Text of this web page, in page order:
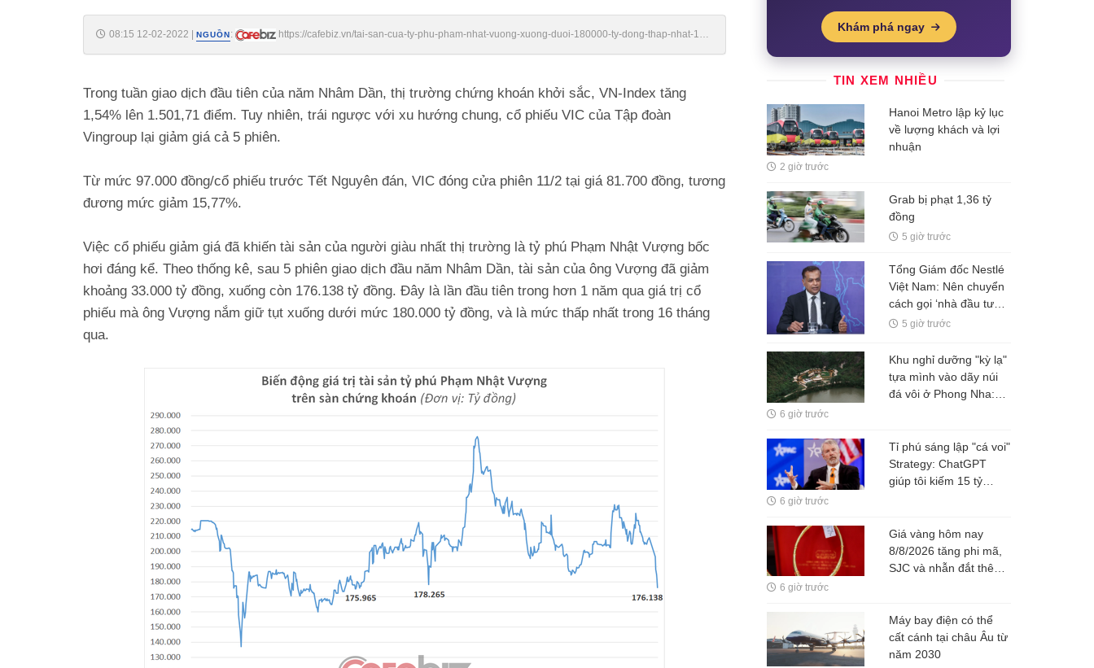
08:15 12-02-2022 | NGUỒN:
https://cafebiz.vn/tai-san-cua-ty-phu-pham-nhat-vuong-xuong-duoi-180000-ty-dong-thap-nhat-16-
Trong tuần giao dịch đầu tiên của năm Nhâm Dần, thị trường chứng khoán khởi sắc, VN-Index tăng
1,54% lên 1.501,71 điểm. Tuy nhiên, trái ngược với xu hướng chung, cổ phiếu VIC của Tập đoàn
Vingroup lại giảm giá cả 5 phiên.
Từ mức 97.000 đồng/cổ phiếu trước Tết Nguyên đán, VIC đóng cửa phiên 11/2 tại giá 81.700 đồng, tương
đương mức giảm 15,77%.
Việc cổ phiếu giảm giá đã khiến tài sản của người giàu nhất thị trường là tỷ phú Phạm Nhật Vượng bốc
hơi đáng kể. Theo thống kê, sau 5 phiên giao dịch đầu năm Nhâm Dần, tài sản của ông Vượng đã giảm
khoảng 33.000 tỷ đồng, xuống còn 176.138 tỷ đồng. Đây là lần đầu tiên trong hơn 1 năm qua giá trị cổ
phiếu mà ông Vượng nắm giữ tụt xuống dưới mức 180.000 tỷ đồng, và là mức thấp nhất trong 16 tháng
qua.
Khám phá ngay
TIN XEM NHIỀU
Hanoi Metro lập kỷ lục
về lượng khách và lợi
nhuận
2 giờ trước
Grab bị phạt 1,36 tỷ
đồng
5 giờ trước
Tổng Giám đốc Nestlé
Việt Nam: Nên chuyển
cách gọi ‘nhà đầu tư
nước ngoài’ thành ‘đối
đầu tư’
5 giờ trước
Khu nghỉ dưỡng "kỳ lạ"
tựa mình vào dãy núi
đá vôi ở Phong Nha:
khách như bước vào
vùng đất cổ xưa
6 giờ trước
Tỉ phú sáng lập "cá voi"
Strategy: ChatGPT
giúp tôi kiếm 15 tỷ
6 giờ trước
Giá vàng hôm nay
8/8/2026 tăng phi mã,
SJC và nhẫn đắt thêm
6 giờ trước
Máy bay điện có thể
cất cánh tại châu Âu từ
năm 2030